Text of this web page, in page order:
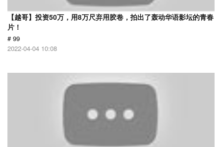
【越哥】投资50万，用8万尺弃用胶卷，拍出了轰动华语影坛的青春
片！
# 99
2022-04-04 10:08